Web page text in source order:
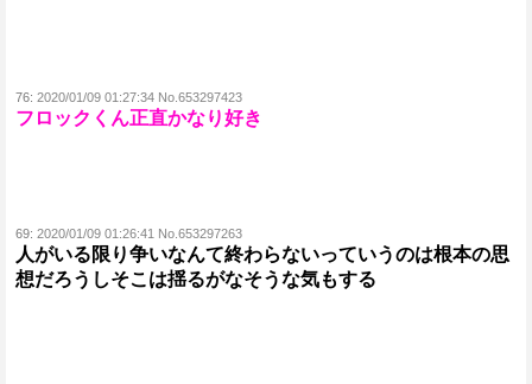
76: 2020/01/09 01:27:34 No.653297423
フロックくん正直かなり好き
69: 2020/01/09 01:26:41 No.653297263
人がいる限り争いなんて終わらないっていうのは根本の思
想だろうしそこは揺るがなそうな気もする